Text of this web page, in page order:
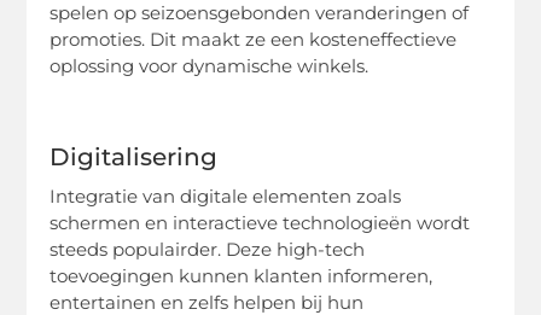
spelen op seizoensgebonden veranderingen of
promoties. Dit maakt ze een kosteneffectieve
oplossing voor dynamische winkels.
Digitalisering
Integratie van digitale elementen zoals
schermen en interactieve technologieën wordt
steeds populairder. Deze high-tech
toevoegingen kunnen klanten informeren,
entertainen en zelfs helpen bij hun